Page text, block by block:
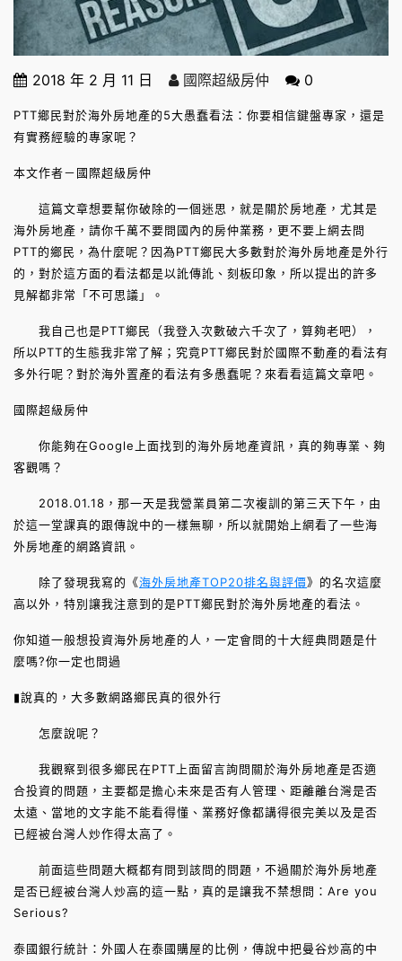
2018 年 2 月 11 日 國際超級房仲 0
PTT鄉民對於海外房地產的5大愚蠢看法：你要相信鍵盤專家，還是
有實務經驗的專家呢？
本文作者－國際超級房仲
這篇文章想要幫你破除的一個迷思，就是關於房地產，尤其是
海外房地產，請你千萬不要問國內的房仲業務，更不要上網去問
PTT的鄉民，為什麼呢？因為PTT鄉民大多數對於海外房地產是外行
的，對於這方面的看法都是以訛傳訛、刻板印象，所以提出的許多
見解都非常「不可思議」。
我自己也是PTT鄉民（我登入次數破六千次了，算夠老吧），
所以PTT的生態我非常了解；究竟PTT鄉民對於國際不動產的看法有
多外行呢？對於海外置產的看法有多愚蠢呢？來看看這篇文章吧。
國際超級房仲
你能夠在Google上面找到的海外房地產資訊，真的夠專業、夠
客觀嗎？
2018.01.18，那一天是我營業員第二次複訓的第三天下午，由
於這一堂課真的跟傳說中的一樣無聊，所以就開始上網看了一些海
外房地產的網路資訊。
除了發現我寫的《海外房地產TOP20排名與評價》的名次這麼
高以外，特別讓我注意到的是PTT鄉民對於海外房地產的看法。
你知道一般想投資海外房地產的人，一定會問的十大經典問題是什
麼嗎?你一定也問過
▮說真的，大多數網路鄉民真的很外行
怎麼說呢？
我觀察到很多鄉民在PTT上面留言詢問關於海外房地產是否適
合投資的問題，主要都是擔心未來是否有人管理、距離離台灣是否
太遠、當地的文字能不能看得懂、業務好像都講得很完美以及是否
已經被台灣人炒作得太高了。
前面這些問題大概都有問到該問的問題，不過關於海外房地產
是否已經被台灣人炒高的這一點，真的是讓我不禁想問：Are you
Serious?
泰國銀行統計：外國人在泰國購屋的比例，傳說中把曼谷炒高的中